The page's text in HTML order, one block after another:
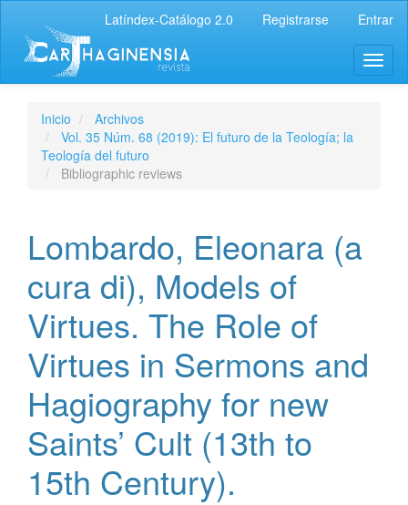
Latíndex-Catálogo 2.0 Registrarse Entrar
Inicio
Archivos
Vol. 35 Núm. 68 (2019): El futuro de la Teología; la
Teología del futuro
Bibliographic reviews
Lombardo, Eleonara (a
cura di), Models of
Virtues. The Role of
Virtues in Sermons and
Hagiography for new
Saints’ Cult (13th to
15th Century).